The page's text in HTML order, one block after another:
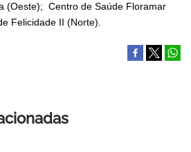
(Oeste); Centro de Saúde Floramar
Felicidade II (Norte).